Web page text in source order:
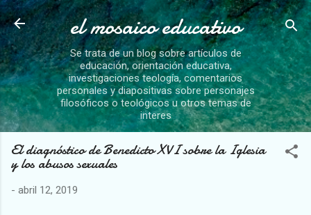
Ir al contenido principal
el mosaico educativo
Se trata de un blog sobre artículos de
educación, orientación educativa,
investigaciones teología, comentarios
personales y diapositivas sobre personajes
filosóficos o teológicos u otros temas de
interes
El diagnóstico de Benedicto XVI sobre la Iglesia
y los abusos sexuales
- abril 12, 2019